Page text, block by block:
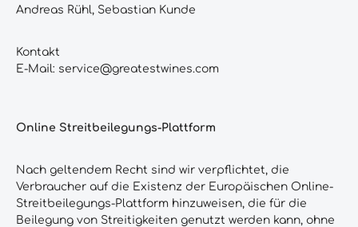
Andreas Rühl, Sebastian Kunde
Kontakt
E-Mail: service@greatestwines.com
Online Streitbeilegungs-Plattform
Nach geltendem Recht sind wir verpflichtet, die
Verbraucher auf die Existenz der Europäischen Online-
Streitbeilegungs-Plattform hinzuweisen, die für die
Beilegung von Streitigkeiten genutzt werden kann, ohne